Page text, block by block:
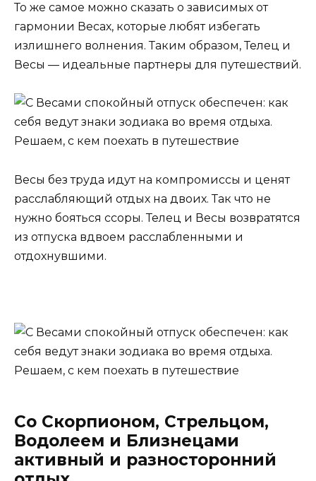
То же самое можно сказать о зависимых от
гармонии Весах, которые любят избегать
излишнего волнения. Таким образом, Телец и
Весы — идеальные партнеры для путешествий.
Весы без труда идут на компромиссы и ценят
расслабляющий отдых на двоих. Так что не
нужно бояться ссоры. Телец и Весы возвратятся
из отпуска вдвоем расслабленными и
отдохнувшими.
Со Скорпионом, Стрельцом,
Водолеем и Близнецами
активный и разносторонний